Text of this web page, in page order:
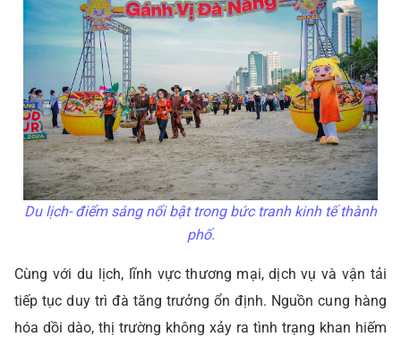
Du lịch- điểm sáng nổi bật trong bức tranh kinh tế thành
phố.
Cùng với du lịch, lĩnh vực thương mại, dịch vụ và vận tải
tiếp tục duy trì đà tăng trưởng ổn định. Nguồn cung hàng
hóa dồi dào, thị trường không xảy ra tình trạng khan hiếm